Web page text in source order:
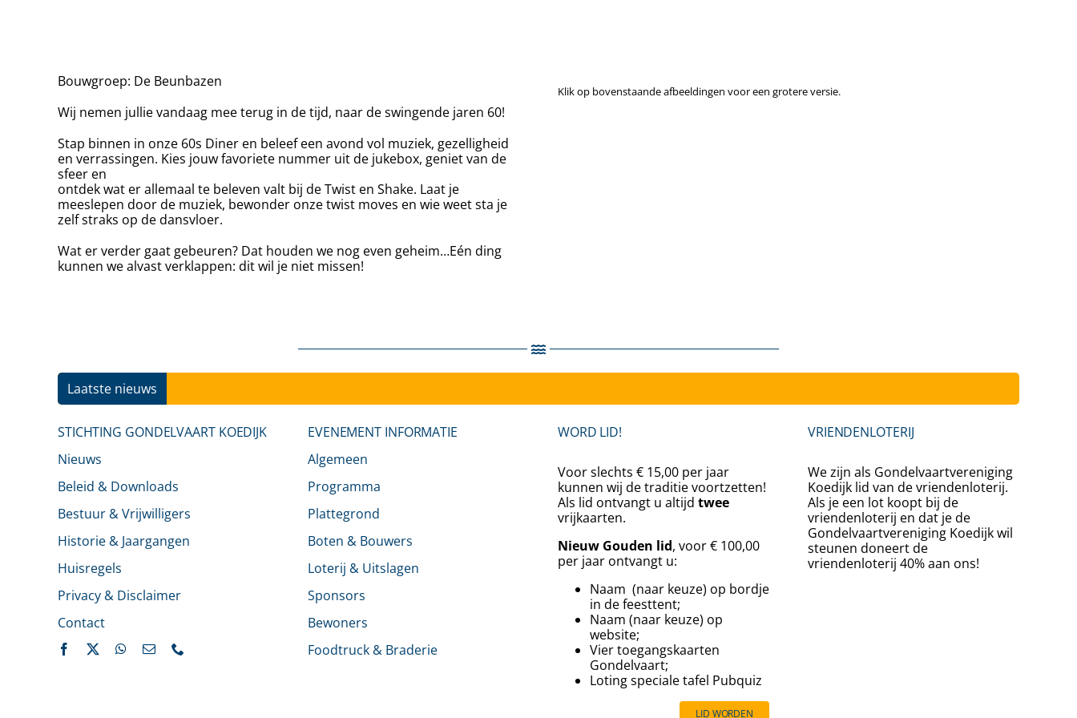
Bouwgroep: De Beunbazen
Wij nemen jullie vandaag mee terug in de tijd, naar de swingende jaren 60!
Stap binnen in onze 60s Diner en beleef een avond vol muziek, gezelligheid
en verrassingen. Kies jouw favoriete nummer uit de jukebox, geniet van de
sfeer en
ontdek wat er allemaal te beleven valt bij de Twist en Shake. Laat je
meeslepen door de muziek, bewonder onze twist moves en wie weet sta je
zelf straks op de dansvloer.
Wat er verder gaat gebeuren? Dat houden we nog even geheim…Eén ding
kunnen we alvast verklappen: dit wil je niet missen!
Klik op bovenstaande afbeeldingen voor een grotere versie.
Laatste nieuws
STICHTING GONDELVAART KOEDIJK
Nieuws
Beleid & Downloads
Bestuur & Vrijwilligers
Historie & Jaargangen
Huisregels
Privacy & Disclaimer
Contact
EVENEMENT INFORMATIE
Algemeen
Programma
Plattegrond
Boten & Bouwers
Loterij & Uitslagen
Sponsors
Bewoners
Foodtruck & Braderie
WORD LID!
Voor slechts € 15,00 per jaar
kunnen wij de traditie voortzetten!
Als lid ontvangt u altijd twee
vrijkaarten.
Nieuw Gouden lid, voor € 100,00
per jaar ontvangt u:
Naam (naar keuze) op bordje
in de feesttent;
Naam (naar keuze) op
website;
Vier toegangskaarten
Gondelvaart;
⁠⁠Loting speciale tafel Pubquiz
LID WORDEN
VRIENDENLOTERIJ
We zijn als Gondelvaartvereniging
Koedijk lid van de vriendenloterij.
Als je een lot koopt bij de
vriendenloterij en dat je de
Gondelvaartvereniging Koedijk wil
steunen doneert de
vriendenloterij 40% aan ons!